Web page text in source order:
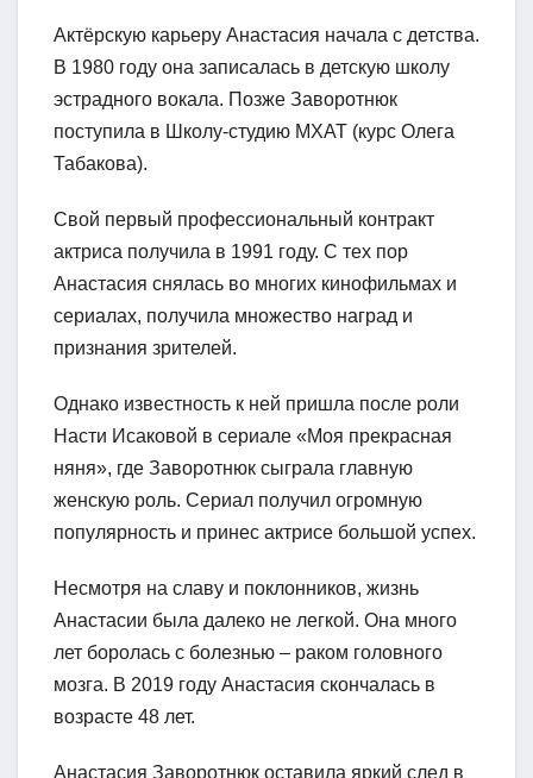
Актёрскую карьеру Анастасия начала с детства.
В 1980 году она записалась в детскую школу
эстрадного вокала. Позже Заворотнюк
поступила в Школу-студию МХАТ (курс Олега
Табакова).
Свой первый профессиональный контракт
актриса получила в 1991 году. С тех пор
Анастасия снялась во многих кинофильмах и
сериалах, получила множество наград и
признания зрителей.
Однако известность к ней пришла после роли
Насти Исаковой в сериале «Моя прекрасная
няня», где Заворотнюк сыграла главную
женскую роль. Сериал получил огромную
популярность и принес актрисе большой успех.
Несмотря на славу и поклонников, жизнь
Анастасии была далеко не легкой. Она много
лет боролась с болезнью – раком головного
мозга. В 2019 году Анастасия скончалась в
возрасте 48 лет.
Анастасия Заворотнюк оставила яркий след в